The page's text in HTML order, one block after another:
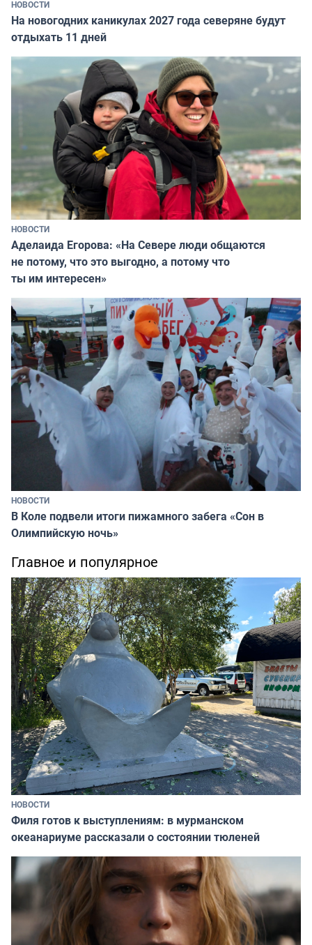
НОВОСТИ
На новогодних каникулах 2027 года северяне будут
отдыхать 11 дней
НОВОСТИ
Аделаида Егорова: «На Севере люди общаются
не потому, что это выгодно, а потому что
ты им интересен»
НОВОСТИ
В Коле подвели итоги пижамного забега «Сон в
Олимпийскую ночь»
Главное и популярное
НОВОСТИ
Филя готов к выступлениям: в мурманском
океанариуме рассказали о состоянии тюленей